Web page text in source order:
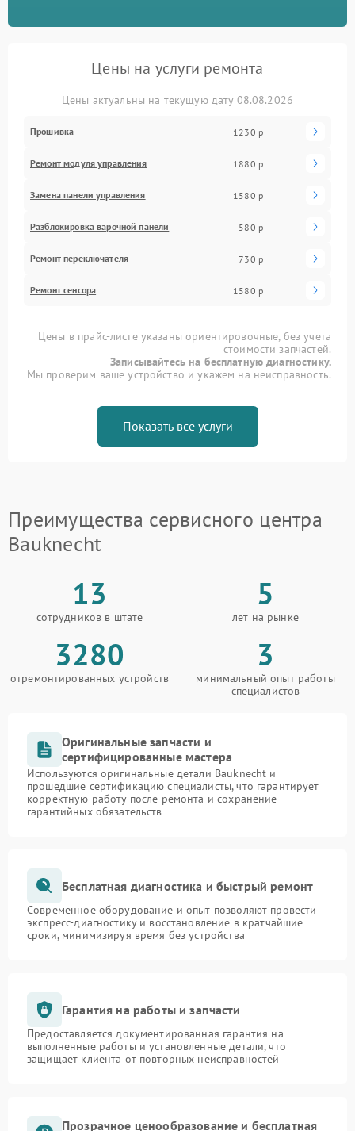
Цены на услуги ремонта
Цены актуальны на текущую дату 08.08.2026
Прошивка 1230 р
Ремонт модуля управления 1880 р
Замена панели управления 1580 р
Разблокировка варочной панели 580 р
Ремонт переключателя 730 р
Ремонт сенсора 1580 р
Цены в прайс-листе указаны ориентировочные, без учета
стоимости запчастей.
Записывайтесь на бесплатную диагностику.
Мы проверим ваше устройство и укажем на неисправность.
Показать все услуги
Преимущества сервисного центра
Bauknecht
13
сотрудников в штате
5
лет на рынке
3280
отремонтированных устройств
3
минимальный опыт работы
специалистов
Оригинальные запчасти и
сертифицированные мастера
Используются оригинальные детали Bauknecht и
прошедшие сертификацию специалисты, что гарантирует
корректную работу после ремонта и сохранение
гарантийных обязательств
Бесплатная диагностика и быстрый ремонт
Современное оборудование и опыт позволяют провести
экспресс-диагностику и восстановление в кратчайшие
сроки, минимизируя время без устройства
Гарантия на работы и запчасти
Предоставляется документированная гарантия на
выполненные работы и установленные детали, что
защищает клиента от повторных неисправностей
Прозрачное ценообразование и бесплатная